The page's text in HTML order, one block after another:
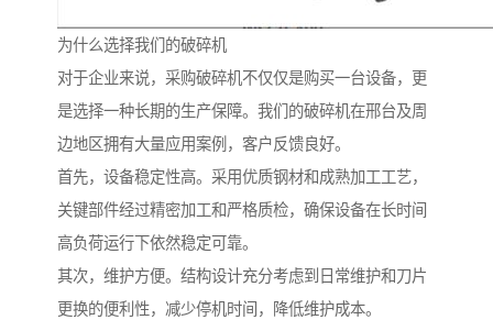
为什么选择我们的破碎机
对于企业来说，采购破碎机不仅仅是购买一台设备，更
是选择一种长期的生产保障。我们的破碎机在邢台及周
边地区拥有大量应用案例，客户反馈良好。
首先，设备稳定性高。采用优质钢材和成熟加工工艺，
关键部件经过精密加工和严格质检，确保设备在长时间
高负荷运行下依然稳定可靠。
其次，维护方便。结构设计充分考虑到日常维护和刀片
更换的便利性，减少停机时间，降低维护成本。